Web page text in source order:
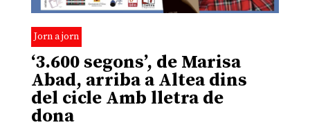
Jorn a jorn
‘3.600 segons’, de Marisa
Abad, arriba a Altea dins
del cicle Amb lletra de
dona